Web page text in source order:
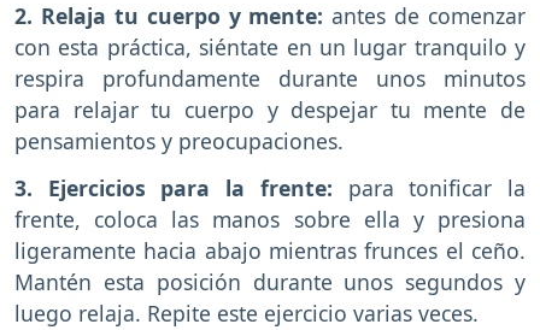
2. Relaja tu cuerpo y mente: antes de comenzar
con esta práctica, siéntate en un lugar tranquilo y
respira profundamente durante unos minutos
para relajar tu cuerpo y despejar tu mente de
pensamientos y preocupaciones.
3. Ejercicios para la frente: para tonificar la
frente, coloca las manos sobre ella y presiona
ligeramente hacia abajo mientras frunces el ceño.
Mantén esta posición durante unos segundos y
luego relaja. Repite este ejercicio varias veces.